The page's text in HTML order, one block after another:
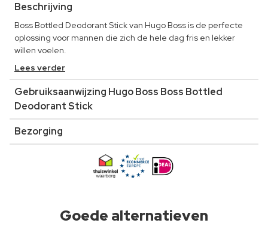
Beschrijving
Boss Bottled Deodorant Stick van Hugo Boss is de perfecte
oplossing voor mannen die zich de hele dag fris en lekker
willen voelen.
Lees verder
Gebruiksaanwijzing Hugo Boss Boss Bottled
Deodorant Stick
Bezorging
Goede alternatieven